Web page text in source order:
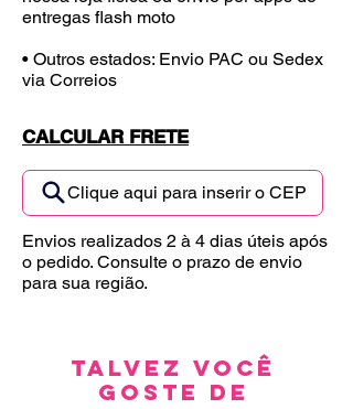
entregas flash moto
• Outros estados: Envio PAC ou Sedex
via Correios
CALCULAR FRETE
Clique aqui para inserir o CEP
Envios realizados 2 à 4 dias úteis após
o pedido. Consulte o prazo de envio
para sua região.
Talvez você
goste de